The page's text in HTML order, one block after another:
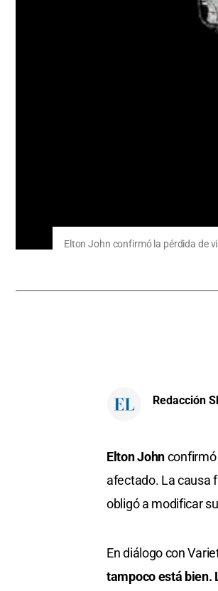
Elton John confirmó la pérdida de
Redacción
Elton Johnconfirmó
afectado. La causa
obligó a modificar
En diálogo con
tampoco está bien.